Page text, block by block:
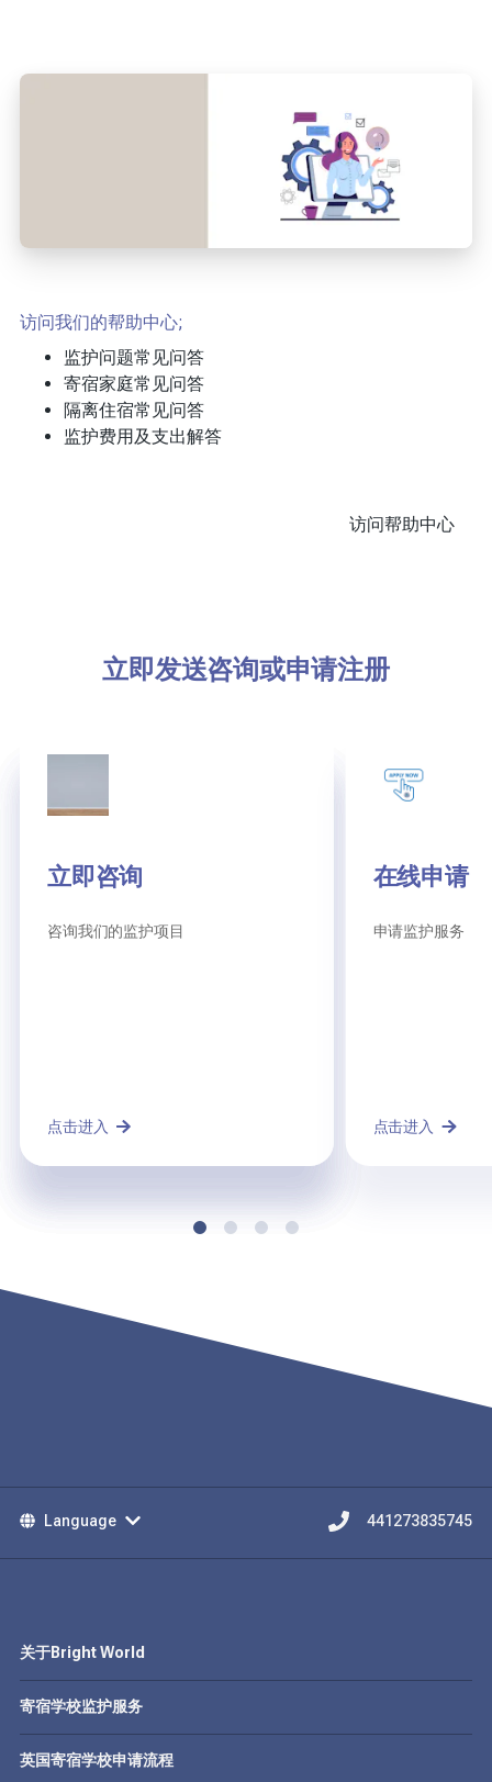
访问我们的帮助中心;
监护问题常见问答
寄宿家庭常见问答
隔离住宿常见问答
监护费用及支出解答
访问帮助中心
立即发送咨询或申请注册
立即咨询
咨询我们的监护项目
点击进入
在线申请
申请监护服务
点击进入
AEGIS复检概要
阅读AEGIS复检概要
点击进入
AEGIS复检完整报告
请阅读2021年AEGIS复检完整报告
点击查看
Language 441273835745
关于Bright World
寄宿学校监护服务
英国寄宿学校申请流程